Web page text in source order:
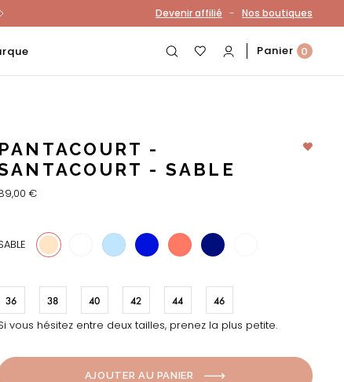
Devenir affilié - Nos boutiques
Panier 0
PANTACOURT -
- SABLE
€
28 62 331 29 18
36 38 40 42 44 46
vous hésitez entre deux tailles, prenez la plus petite.
AJOUTER AU PANIER